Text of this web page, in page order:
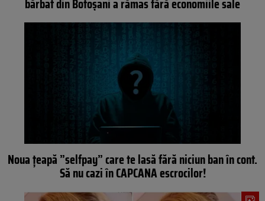
bărbat din Botoșani a rămas fără economiile sale
Noua țeapă ”selfpay” care te lasă fără niciun ban în cont.
Să nu cazi în CAPCANA escrocilor!